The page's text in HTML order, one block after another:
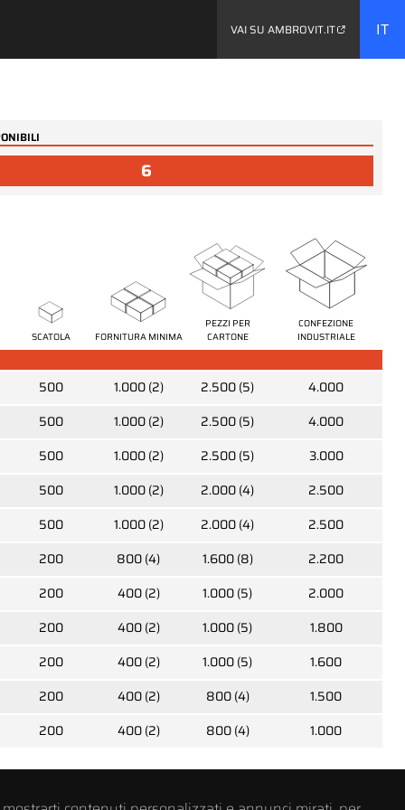
VAI SU AMBROVIT.IT IT
Viti euro testa svasata
piana ridotta PZ
09800
Viti testa bombata larga
con esagono incassato
6
SCATOLA FORNITURA MINIMA
PEZZI PER
CARTONE
CONFEZIONE
INDUSTRIALE
500 1.000 (2) 2.500 (5) 4.000
500 1.000 (2) 2.500 (5) 4.000
500 1.000 (2) 2.500 (5) 3.000
500 1.000 (2) 2.000 (4) 2.500
500 1.000 (2) 2.000 (4) 2.500
200 800 (4) 1.600 (8) 2.200
200 400 (2) 1.000 (5) 2.000
200 400 (2) 1.000 (5) 1.800
200 400 (2) 1.000 (5) 1.600
200 400 (2) 800 (4) 1.500
200 400 (2) 800 (4) 1.000